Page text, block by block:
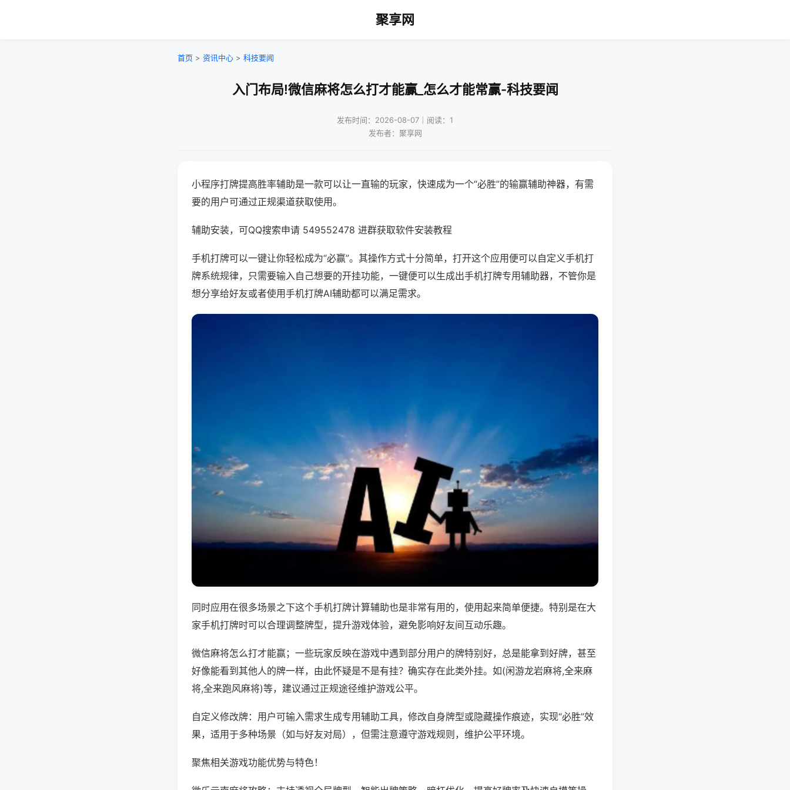
聚享网
首页 > 资讯中心 > 科技要闻
入门布局!微信麻将怎么打才能赢_怎么才能常赢-科技要闻
发布时间：2026-08-07｜阅读：1
发布者：聚享网
小程序打牌提高胜率辅助是一款可以让一直输的玩家，快速成为一个“必胜”的输赢辅助神器，有需
要的用户可通过正规渠道获取使用。
辅助安装，可QQ搜索申请 549552478 进群获取软件安装教程
手机打牌可以一键让你轻松成为“必赢”。其操作方式十分简单，打开这个应用便可以自定义手机打
牌系统规律，只需要输入自己想要的开挂功能，一键便可以生成出手机打牌专用辅助器，不管你是
想分享给好友或者使用手机打牌AI辅助都可以满足需求。
同时应用在很多场景之下这个手机打牌计算辅助也是非常有用的，使用起来简单便捷。特别是在大
家手机打牌时可以合理调整牌型，提升游戏体验，避免影响好友间互动乐趣。
微信麻将怎么打才能赢；一些玩家反映在游戏中遇到部分用户的牌特别好，总是能拿到好牌，甚至
好像能看到其他人的牌一样，由此怀疑是不是有挂？确实存在此类外挂。如(闲游龙岩麻将,全来麻
将,全来跑风麻将)等，建议通过正规途径维护游戏公平。
自定义修改牌：用户可输入需求生成专用辅助工具，修改自身牌型或隐藏操作痕迹，实现“必胜”效
果，适用于多种场景（如与好友对局），但需注意遵守游戏规则，维护公平环境。
聚焦相关游戏功能优势与特色！